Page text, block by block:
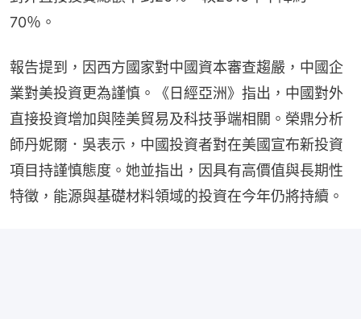
70％。
報告提到，因西方國家對中國資本審查趨嚴，中國企
業對美投資更為謹慎。《日經亞洲》指出，中國對外
直接投資增加與陸美貿易及科技爭端相關。榮鼎分析
師丹妮爾．吳表示，中國投資者對在美國宣布新投資
項目持謹慎態度。她並指出，因具有高價值與長期性
特徵，能源與基礎材料領域的投資在今年仍將持續。